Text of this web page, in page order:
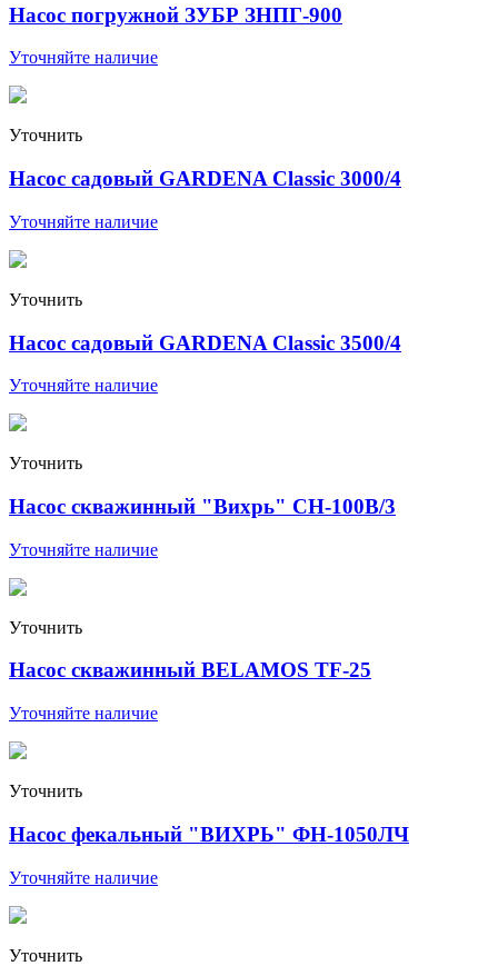
Насос погружной ЗУБР ЗНПГ-900
Уточняйте наличие
Уточнить
Насос садовый GARDENA Classic 3000/4
Уточняйте наличие
Уточнить
Насос садовый GARDENA Classic 3500/4
Уточняйте наличие
Уточнить
Насос скважинный "Вихрь" СН-100В/3
Уточняйте наличие
Уточнить
Насос скважинный BELAMOS TF-25
Уточняйте наличие
Уточнить
Насос фекальный "ВИХРЬ" ФН-1050ЛЧ
Уточняйте наличие
Уточнить